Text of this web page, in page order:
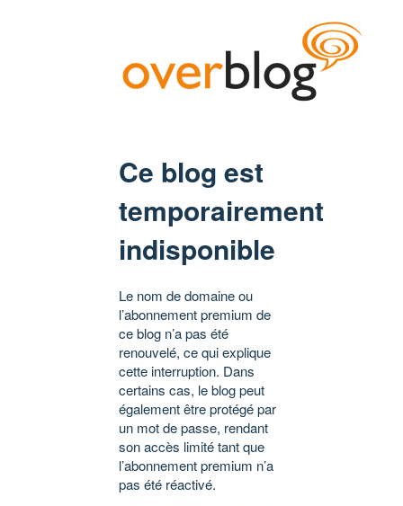
Ce blog est
temporairement
indisponible
Le nom de domaine ou
l’abonnement premium de
ce blog n’a pas été
renouvelé, ce qui explique
cette interruption. Dans
certains cas, le blog peut
également être protégé par
un mot de passe, rendant
son accès limité tant que
l’abonnement premium n’a
pas été réactivé.